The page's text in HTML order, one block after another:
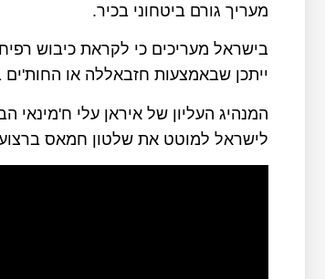
מעריך גורם ביטחוני בכיר.
בישראל מעריכים כי לקראת כיבוש
ייתכן שבאמצעות חזבאללה או החות'ים
המנהיג העליון של איראן עלי
לישראל למוטט את שלטון חמאס